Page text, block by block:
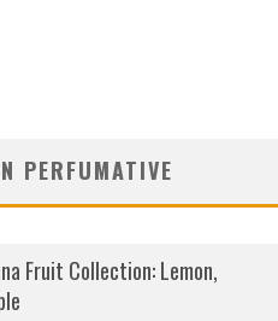
PERFUMATIVE
Fruit Collection: Lemon,